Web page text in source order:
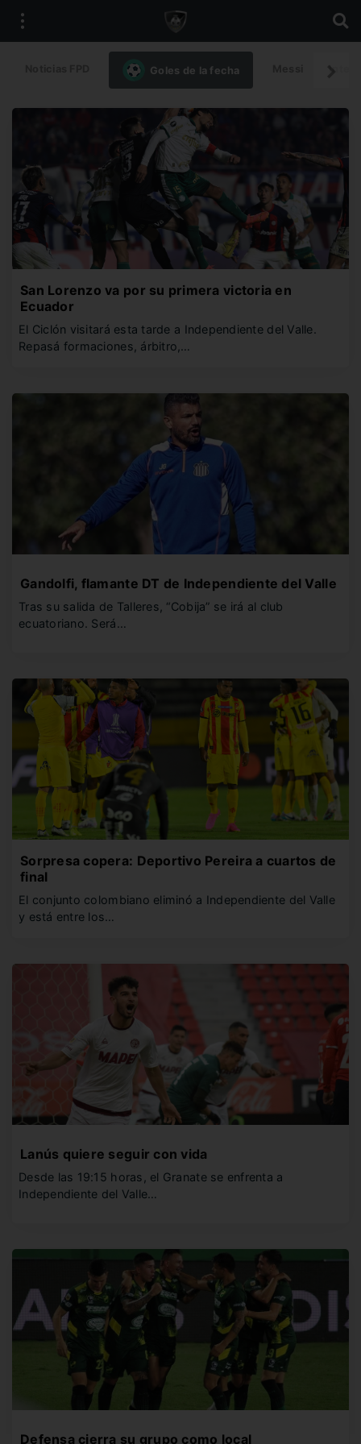
Goles de la fecha
San Lorenzo va por su primera victoria en
Ecuador
El Ciclón visitará esta tarde a Independiente del Valle.
Repasá formaciones, árbitro,…
Gandolfi, flamante DT de Independiente del Valle
Tras su salida de Talleres, “Cobija” se irá al club
ecuatoriano. Será…
Sorpresa copera: Deportivo Pereira a cuartos de
final
El conjunto colombiano eliminó a Independiente del Valle
y está entre los…
Lanús quiere seguir con vida
Desde las 19:15 horas, el Granate se enfrenta a
Independiente del Valle…
Defensa cierra su grupo como local